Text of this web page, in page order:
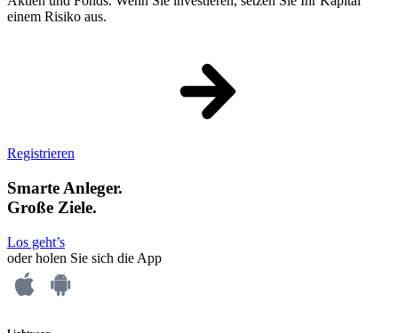
einem Risiko aus.
Registrieren
Smarte Anleger.
Große Ziele.
Los geht’s
oder holen Sie sich die App